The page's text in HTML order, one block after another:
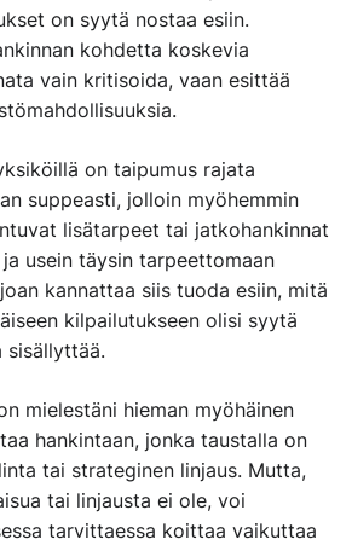
on syytä nostaa esiin.
kohdetta koskevia
vain kritisoida, vaan esittää
on taipumus rajata
suppeasti, jolloin myöhemmin
lisätarpeet tai jatkohankinnat
usein täysin tarpeettomaan
kannattaa siis tuoda esiin, mitä
kilpailutukseen olisi syytä
sisällyttää.
mielestäni hieman myöhäinen
hankintaan, jonka taustalla on
tai strateginen linjaus. Mutta,
tai linjausta ei ole, voi
tarvittaessa koittaa vaikuttaa